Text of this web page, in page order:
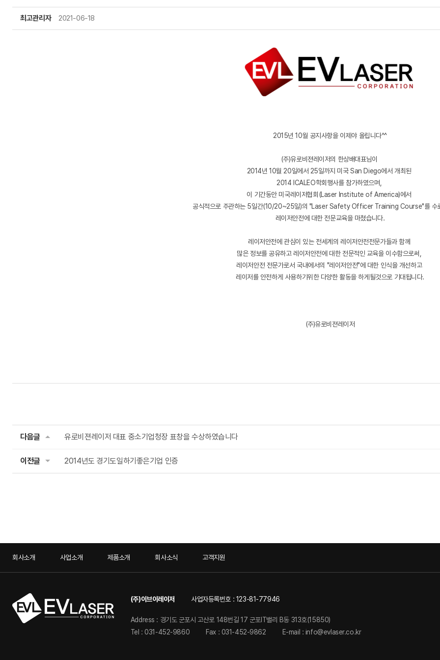
주요뉴스
최고관리자 2021-06-18
2015년 10월 공지사항을 이제야 올립니다^^
(주)유로비젼레이저의 한상배대표님이
2014년 10월 20일에서 25일까지 미국 San Diego에서 개최된
2014 ICALEO학회행사를 참가하였으며,
이 기간동안 미국레이저협회(Laser Institute of America)에서
공식적으로 주관하는 5일간(10/20~25일)의 "Laser Safety Officer Training Course"를 수
레이저안전에 대한 전문교육을 마쳤습니다.
레이저안전에 관심이 있는 전세계의 레이저안전전문가들과 함께
많은 정보를 공유하고 레이저안전에 대한 전문적인 교육을 이수함으로써,
레이저안전 전문가로서 국내에서의 "레이저안전"에 대한 인식을 개선하고
레이저를 안전하게 사용하기위한 다양한 활동을 하게될것으로 기대됩니다.
(주)유로비젼레이저
다음글 유로비젼레이저 대표 중소기업청장 표창을 수상하였습니다
이전글 2014년도 경기도일하기좋은기업 인증
회사소개 사업소개 제품소개 회사소식 고객지원
(주)이브이레이저 사업자등록번호 : 123-81-77946
Address : 경기도 군포시 고산로 148번길 17 군포IT밸리 B동 313호(15850)
Tel : 031-452-9860
Fax : 031-452-9862 E-mail : info@evlaser.co.kr